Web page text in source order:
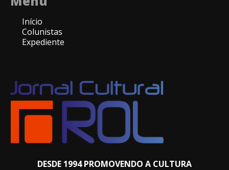
Início
Colunistas
Expediente
DESDE 1994 PROMOVENDO A CULTURA